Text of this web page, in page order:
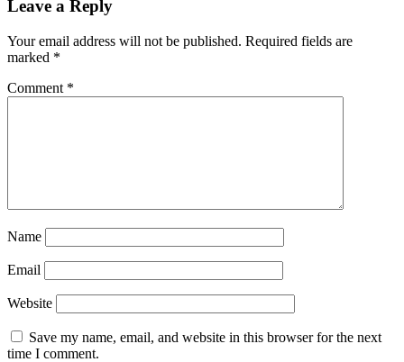
Leave a Reply
Your email address will not be published. Required fields are
marked *
Comment *
Name
Email
Website
Save my name, email, and website in this browser for the next
time I comment.